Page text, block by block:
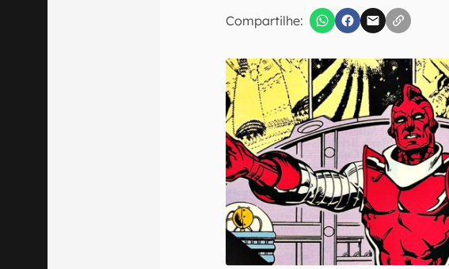
Compartilhe:
Confirmo que li, aceito e